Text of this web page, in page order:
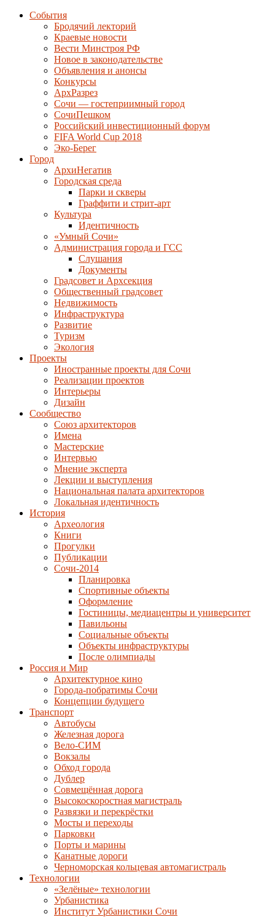
События
Бродячий лекторий
Краевые новости
Вести Минстроя РФ
Новое в законодательстве
Объявления и анонсы
Конкурсы
АрхРазрез
Сочи — гостеприимный город
СочиПешком
Российский инвестиционный форум
FIFA World Cup 2018
Эко-Берег
Город
АрхиНегатив
Городская среда
Парки и скверы
Граффити и стрит-арт
Культура
Идентичность
«Умный Сочи»
Администрация города и ГСС
Слушания
Документы
Градсовет и Архсекция
Общественный градсовет
Недвижимость
Инфраструктура
Развитие
Туризм
Экология
Проекты
Иностранные проекты для Сочи
Реализации проектов
Интерьеры
Дизайн
Сообщество
Союз архитекторов
Имена
Мастерские
Интервью
Мнение эксперта
Лекции и выступления
Национальная палата архитекторов
Локальная идентичность
История
Археология
Книги
Прогулки
Публикации
Сочи-2014
Планировка
Спортивные объекты
Оформление
Гостиницы, медиацентры и университет
Павильоны
Социальные объекты
Объекты инфраструктуры
После олимпиады
Россия и Мир
Архитектурное кино
Города-побратимы Сочи
Концепции будущего
Транспорт
Автобусы
Железная дорога
Вело-СИМ
Вокзалы
Обход города
Дублер
Совмещённая дорога
Высокоскоростная магистраль
Развязки и перекрёстки
Мосты и переходы
Парковки
Порты и марины
Канатные дороги
Черноморская кольцевая автомагистраль
Технологии
«Зелёные» технологии
Урбанистика
Институт Урбанистики Сочи